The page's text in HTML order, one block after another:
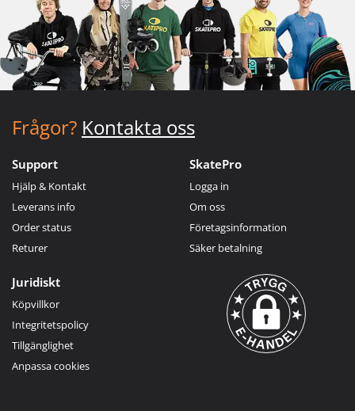
Frågor? Kontakta oss
Support
Hjälp & Kontakt
Leverans info
Order status
Returer
SkatePro
Logga in
Om oss
Företagsinformation
Säker betalning
Juridiskt
Köpvillkor
Integritetspolicy
Tillgänglighet
Anpassa cookies